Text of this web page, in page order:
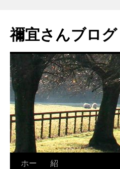
禰宜さんブログ
ホー
紹